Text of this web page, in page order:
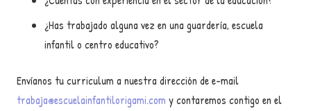
¿Has trabajado alguna vez en una guardería, escuela
infantil o centro educativo?
Envíanos tu curriculum a nuestra dirección de e-mail
trabaja@escuelainfantilorigami.com y contaremos contigo en el